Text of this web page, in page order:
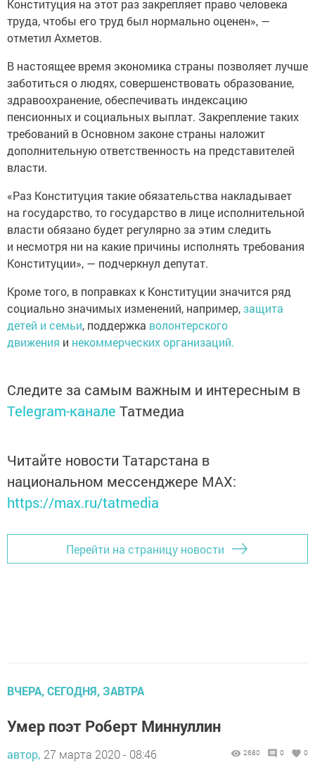
Конституция на этот раз закрепляет право человека
труда, чтобы его труд был нормально оценен», —
отметил Ахметов.
В настоящее время экономика страны позволяет лучше
заботиться о людях, совершенствовать образование,
здравоохранение, обеспечивать индексацию
пенсионных и социальных выплат. Закрепление таких
требований в Основном законе страны наложит
дополнительную ответственность на представителей
власти.
«Раз Конституция такие обязательства накладывает
на государство, то государство в лице исполнительной
власти обязано будет регулярно за этим следить
и несмотря ни на какие причины исполнять требования
Конституции», — подчеркнул депутат.
Кроме того, в поправках к Конституции значится ряд
социально значимых изменений, например,защита
детей и семьи, поддержка волонтерского
движения и некоммерческих организаций.
Следите за самым важным и интересным в
Telegram-канале Татмедиа
Читайте новости Татарстана в
национальном мессенджере MАХ:
https://max.ru/tatmedia
Перейти на страницу новости
ВЧЕРА, СЕГОДНЯ, ЗАВТРА
Умер поэт Роберт Миннуллин
автор, 27 марта 2020 - 08:46 2680 0 0